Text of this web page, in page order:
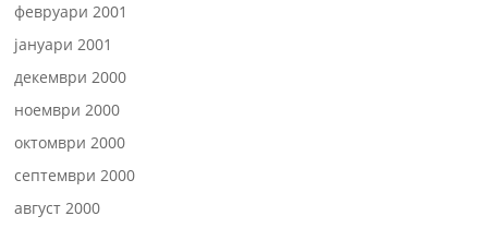
февруари 2001
јануари 2001
декември 2000
ноември 2000
октомври 2000
септември 2000
август 2000